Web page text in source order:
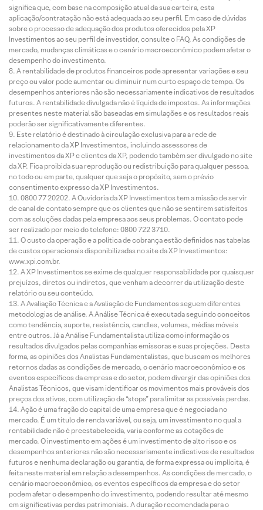
significa que, com base na composição atual da sua carteira, esta
aplicação/contratação não está adequada ao seu perfil. Em caso de dúvidas
sobre o processo de adequação dos produtos oferecidos pela XP
Investimentos ao seu perfil de investidor, consulte o FAQ. As condições de
mercado, mudanças climáticas e o cenário macroeconômico podem afetar o
desempenho do investimento.
A rentabilidade de produtos financeiros pode apresentar variações e seu
preço ou valor pode aumentar ou diminuir num curto espaço de tempo. Os
desempenhos anteriores não são necessariamente indicativos de resultados
futuros. A rentabilidade divulgada não é líquida de impostos. As informações
presentes neste material são baseadas em simulações e os resultados reais
poderão ser significativamente diferentes.
Este relatório é destinado à circulação exclusiva para a rede de
relacionamento da XP Investimentos, incluindo assessores de
investimentos da XP e clientes da XP, podendo também ser divulgado no site
da XP. Fica proibida sua reprodução ou redistribuição para qualquer pessoa,
no todo ou em parte, qualquer que seja o propósito, sem o prévio
consentimento expresso da XP Investimentos.
0800 77 20202. A Ouvidoria da XP Investimentos tem a missão de servir
de canal de contato sempre que os clientes que não se sentirem satisfeitos
com as soluções dadas pela empresa aos seus problemas. O contato pode
ser realizado por meio do telefone: 0800 722 3710.
O custo da operação e a política de cobrança estão definidos nas tabelas
de custos operacionais disponibilizadas no site da XP Investimentos:
www.xpi.com.br.
A XP Investimentos se exime de qualquer responsabilidade por quaisquer
prejuízos, diretos ou indiretos, que venham a decorrer da utilização deste
relatório ou seu conteúdo.
A Avaliação Técnica e a Avaliação de Fundamentos seguem diferentes
metodologias de análise. A Análise Técnica é executada seguindo conceitos
como tendência, suporte, resistência, candles, volumes, médias móveis
entre outros. Já a Análise Fundamentalista utiliza como informação os
resultados divulgados pelas companhias emissoras e suas projeções. Desta
forma, as opiniões dos Analistas Fundamentalistas, que buscam os melhores
retornos dadas as condições de mercado, o cenário macroeconômico e os
eventos específicos da empresa e do setor, podem divergir das opiniões dos
Analistas Técnicos, que visam identificar os movimentos mais prováveis dos
preços dos ativos, com utilização de “stops” para limitar as possíveis perdas.
Ação é uma fração do capital de uma empresa que é negociada no
mercado. É um título de renda variável, ou seja, um investimento no qual a
rentabilidade não é preestabelecida, varia conforme as cotações de
mercado. O investimento em ações é um investimento de alto risco e os
desempenhos anteriores não são necessariamente indicativos de resultados
futuros e nenhuma declaração ou garantia, de forma expressa ou implícita, é
feita neste material em relação a desempenhos. As condições de mercado, o
cenário macroeconômico, os eventos específicos da empresa e do setor
podem afetar o desempenho do investimento, podendo resultar até mesmo
em significativas perdas patrimoniais. A duração recomendada para o